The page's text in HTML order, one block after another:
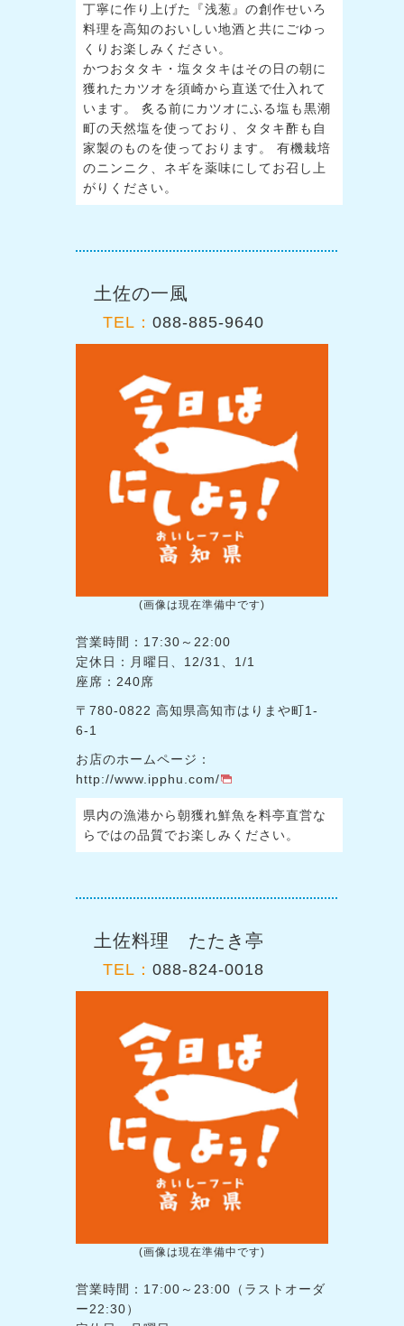
丁寧に作り上げた『浅葱』の創作せいろ
料理を高知のおいしい地酒と共にごゆっ
くりお楽しみください。
かつおタタキ・塩タタキはその日の朝に
獲れたカツオを須崎から直送で仕入れて
います。 炙る前にカツオにふる塩も黒潮
町の天然塩を使っており、タタキ酢も自
家製のものを使っております。 有機栽培
のニンニク、ネギを薬味にしてお召し上
がりください。
土佐の一風
TEL： 088-885-9640
(画像は現在準備中です)
営業時間：17:30～22:00
定休日：月曜日、12/31、1/1
座席：240席
〒780-0822 高知県高知市はりまや町1-
6-1
お店のホームページ：
http://www.ipphu.com/
県内の漁港から朝獲れ鮮魚を料亭直営な
らではの品質でお楽しみください。
土佐料理 たたき亭
TEL： 088-824-0018
(画像は現在準備中です)
営業時間：17:00～23:00（ラストオーダ
ー22:30）